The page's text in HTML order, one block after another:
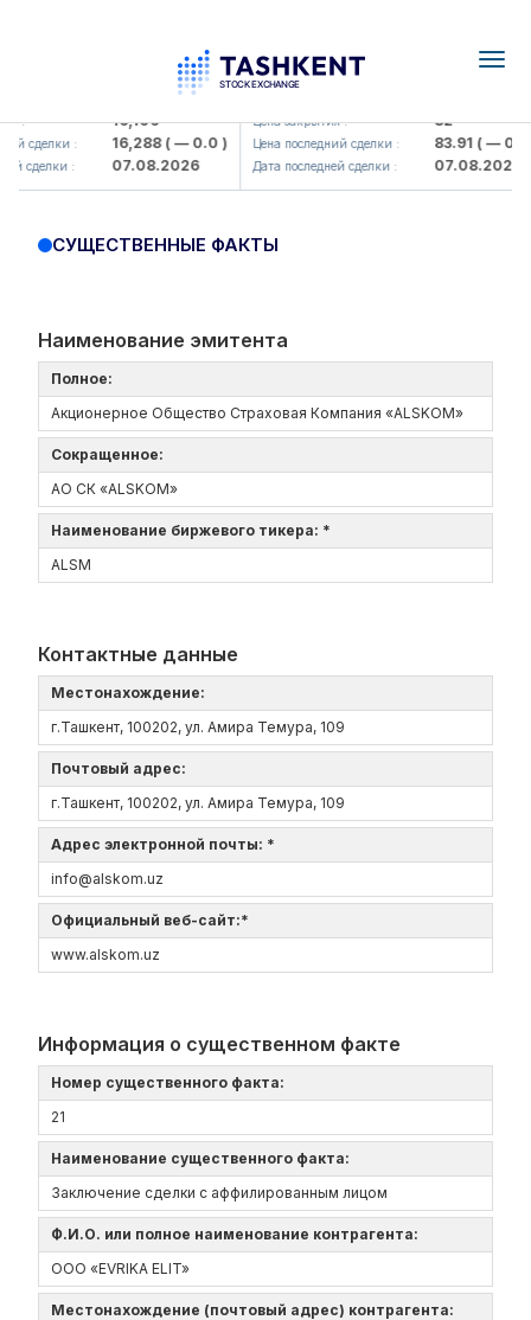
: 16,100
сделки : 16,288( — 0.0 )
сделки : 07.08.2026
KFSK (<Kafolat sug'urta
Цена закрытия : 82
Цена последний сделки : 83.91( — 0.0 )
Дата последней сделки : 07.08.2026
СУЩЕСТВЕННЫЕ ФАКТЫ
Наименование эмитента
Полное:
Акционерное Общество Страховая Компания «ALSKOM»
Сокращенное:
АО СК «ALSKOM»
Наименование биржевого тикера: *
ALSM
Контактные данные
Местонахождение:
г.Ташкент, 100202, ул. Амира Темура, 109
Почтовый адрес:
г.Ташкент, 100202, ул. Амира Темура, 109
Адрес электронной почты: *
info@alskom.uz
Официальный веб-сайт:*
www.alskom.uz
Информация о существенном факте
Номер существенного факта:
21
Наименование существенного факта:
Заключение сделки с аффилированным лицом
Ф.И.О. или полное наименование контрагента:
OOO «EVRIKA ELIT»
Местонахождение (почтовый адрес) контрагента: